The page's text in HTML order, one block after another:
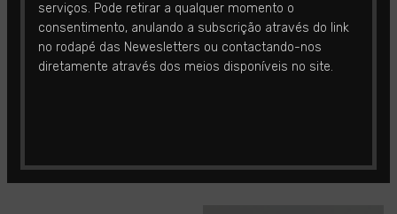
serviços. Pode retirar a qualquer momento o
consentimento, anulando a subscrição através do link
no rodapé das Newesletters ou contactando-nos
diretamente através dos meios disponíveis no site.
O pequeno
GRANDE bloco de
atividades – 1
O pequeno
GRANDE bloco de
atividades – 2